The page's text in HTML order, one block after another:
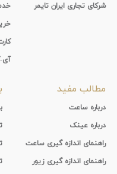
شرکای تجاری ایران تایمر
مطالب مفید
درباره ساعت
درباره عینک
راهنمای اندازه گیری ساعت
راهنمای اندازه گیری زیور